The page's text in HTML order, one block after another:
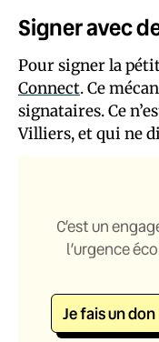
Signer avec
Pour signer la
Connect. Ce
signataires. Ce
Villiers, et qui ne
C’est un
l’urgence
Je fais un don